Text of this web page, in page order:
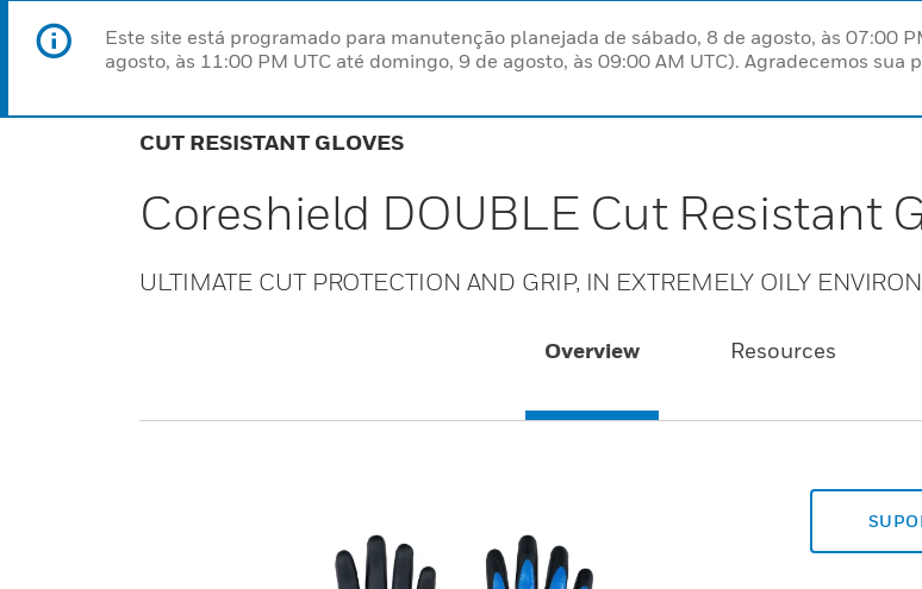
Este site está programado para manutenção planejada de sábado, 8 de agosto, às 07:00
agosto, às 11:00 PM UTC até domingo, 9 de agosto, às 09:00 AM UTC). Agradecemos sua
CUT RESISTANT GLOVES
Coreshield DOUBLE Cut Resistant
ULTIMATE CUT PROTECTION AND GRIP, IN EXTREMELY OILY
Overview Resources